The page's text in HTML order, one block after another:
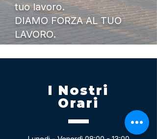
tuo lavoro.
DIAMO FORZA AL TUO
LAVORO.
I Nostri
Orari